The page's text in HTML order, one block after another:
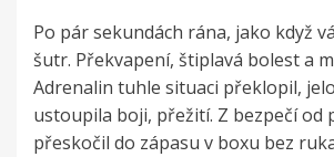
Po pár sekundách rána, jako když
šutr. Překvapení, štiplavá bolest a
Adrenalin tuhle situaci překlopil,
ustoupila boji, přežití. Z bezpečí od
přeskočil do zápasu v boxu bez